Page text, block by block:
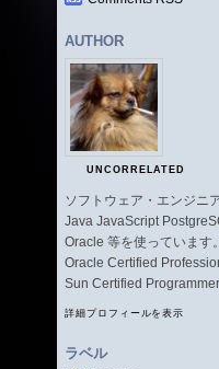
AUTHOR
UNCORRELATED
ソフトウェア・エンジニア
Java JavaScript
Oracle 等を使っています。
Oracle Certified
Sun Certified Programmer
詳細プロフィールを表示
ラベル